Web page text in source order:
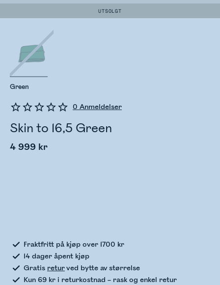
UTSOLGT
0 Anmeldelser
Skin to 16,5 Green
4 999 kr
Green
Fraktfritt på kjøp over 1700 kr
14 dager åpent kjøp
Gratis returved bytte av størrelse
Kun 69 kr i returkostnad – rask og enkel retur